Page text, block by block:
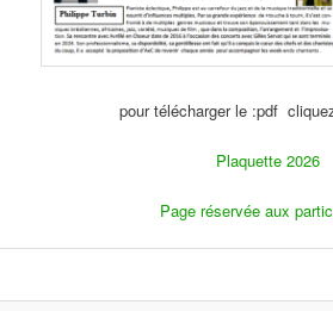
pour télécharger le :pdf
Plaquette 2026
Page réservée aux